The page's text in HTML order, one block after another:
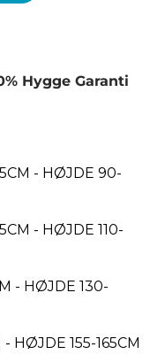
Hygge Garanti
- HØJDE 90-
- HØJDE 110-
- HØJDE 130-
HØJDE 155-165CM